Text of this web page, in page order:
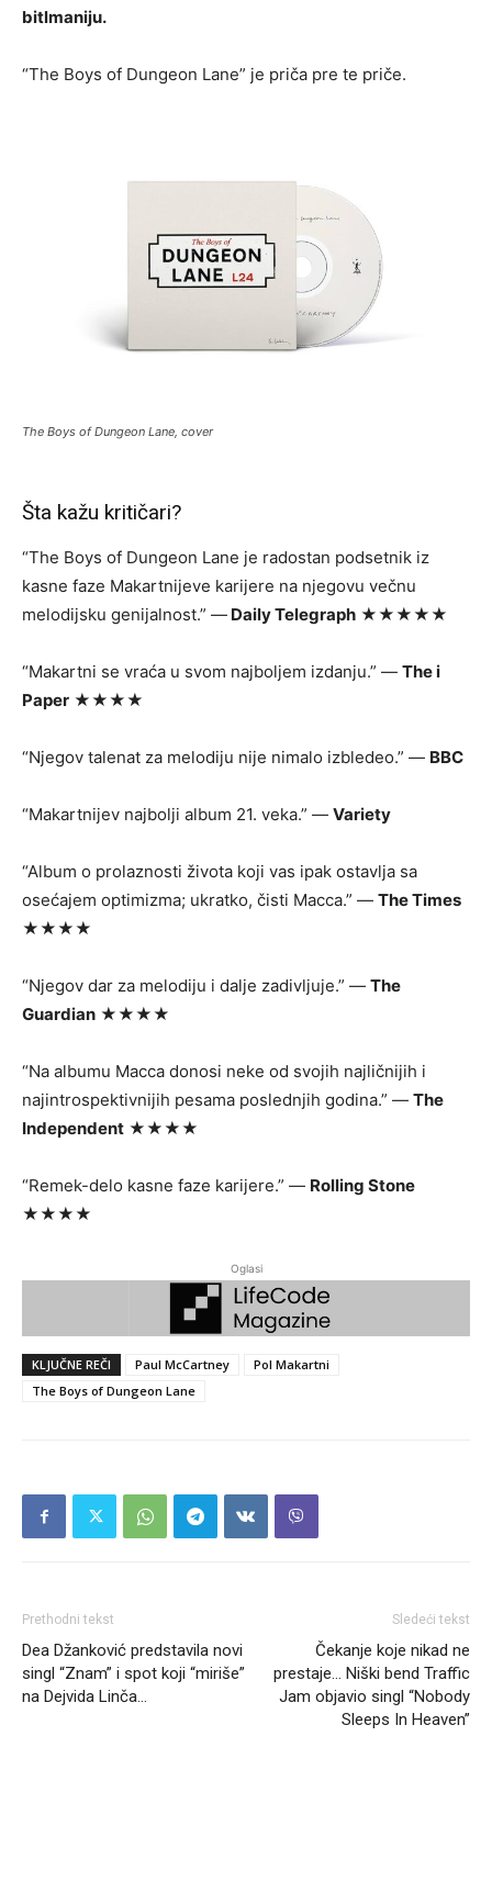
bitlmaniju.
“The Boys of Dungeon Lane” je priča pre te priče.
The Boys of Dungeon Lane, cover
Šta kažu kritičari?
“The Boys of Dungeon Lane je radostan podsetnik iz
kasne faze Makartnijeve karijere na njegovu večnu
melodijsku genijalnost.” — Daily Telegraph ★★★★★
“Makartni se vraća u svom najboljem izdanju.” — The i
Paper ★★★★
“Njegov talenat za melodiju nije nimalo izbledeo.” — BBC
“Makartnijev najbolji album 21. veka.” — Variety
“Album o prolaznosti života koji vas ipak ostavlja sa
osećajem optimizma; ukratko, čisti Macca.” — The Times
★★★★
“Njegov dar za melodiju i dalje zadivljuje.” — The
Guardian ★★★★
“Na albumu Macca donosi neke od svojih najličnijih i
najintrospektivnijih pesama poslednjih godina.” — The
Independent ★★★★
“Remek-delo kasne faze karijere.” — Rolling Stone
★★★★
Oglasi
KLJUČNE REČI Paul McCartney
Pol Makartni
The Boys of Dungeon Lane
Prethodni tekst
Dea Džanković predstavila novi
singl “Znam” i spot koji “miriše”
na Dejvida Linča…
Sledeći tekst
Čekanje koje nikad ne
prestaje… Niški bend Traffic
Jam objavio singl “Nobody
Sleeps In Heaven”